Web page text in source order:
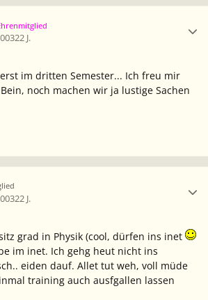
22 J.
im dritten Semester... Ich freu mir
noch machen wir ja lustige Sachen
22 J.
grad in Physik (cool, dürfen ins inet
im inet. Ich gehg heut nicht ins
eiden dauf. Allet tut weh, voll müde
training auch ausfgallen lassen